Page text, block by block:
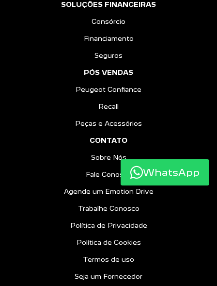
SOLUÇÕES FINANCEIRAS
Consórcio
Financiamento
Seguros
PÓS VENDAS
Peugeot Confiance
Recall
Peças e Acessórios
CONTATO
Sobre Nós
Fale Conosco
Agende um Emotion Drive
Trabalhe Conosco
Política de Privacidade
Política de Cookies
Termos de uso
Seja um Fornecedor
WhatsApp